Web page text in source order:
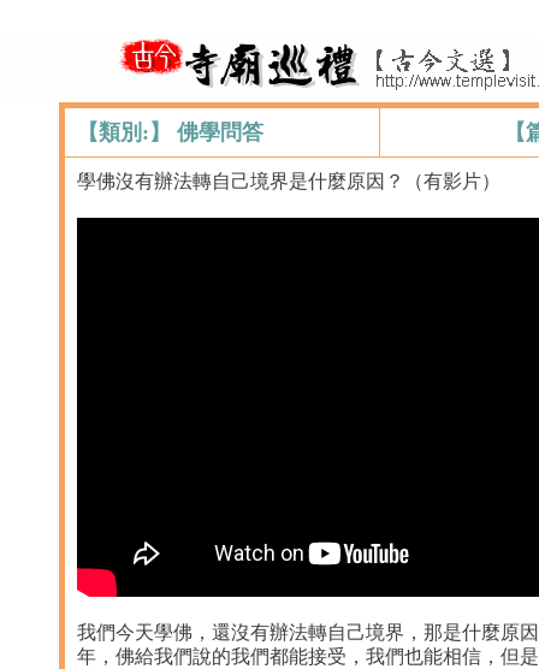
【類別:】 佛學問答
學佛沒有辦法轉自己境界是什麼原因？（有影片）
我們今天學佛，還沒有辦法轉自己境界，那是什麼原
年，佛給我們說的我們都能接受，我們也能相信，但